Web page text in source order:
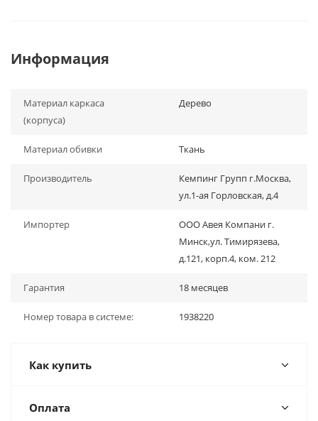
Информация
Материал каркаса
(корпуса)
Дерево
Материал обивки Ткань
Производитель
Кемпинг Групп г.Москва,
ул.1-ая Горловская, д.4
Импортер
ООО Авея Компани г.
Минск,ул. Тимирязева,
д.121, корп.4, ком. 212
Гарантия 18 месяцев
Номер товара в системе: 1938220
Как купить
Оплата